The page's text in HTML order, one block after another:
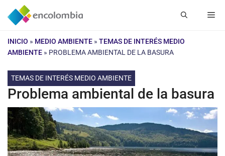
Saltar
INICIO » MEDIO AMBIENTE » TEMAS DE INTERÉS MEDIO
AMBIENTE » PROBLEMA AMBIENTAL DE LA BASURA
TEMAS DE INTERÉS MEDIO AMBIENTE
Problema ambiental de la basura